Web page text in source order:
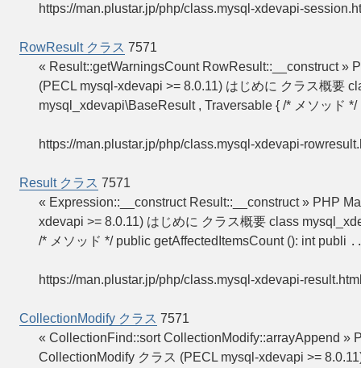
https://man.plustar.jp/php/class.mysql-xdevapi-
RowResult クラス 7571
« Result::getWarningsCount RowResult::__construct »
(PECL mysql-xdevapi >= 8.0.11) はじめに クラス概要
mysql_xdevapi\BaseResult , Traversable { /* メソッド
https://man.plustar.jp/php/class.mysql-xdevapi-
Result クラス 7571
« Expression::__construct Result::__construct » PHP
xdevapi >= 8.0.11) はじめに クラス概要 class
/* メソッド */ public getAffectedItemsCount (): int publi
https://man.plustar.jp/php/class.mysql-xdevapi-
CollectionModify クラス 7571
« CollectionFind::sort CollectionModify::arrayAppend »
CollectionModify クラス (PECL mysql-xdevapi >=